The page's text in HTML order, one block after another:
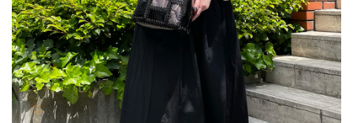
FASHIONファッション
ALLすべて
APPARELアパレル
CAP/HAT 帽子
DISNEY トート
CATEGORY